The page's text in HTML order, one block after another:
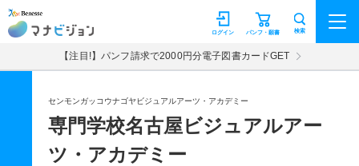
マナビジョン パンフ・願書
ログイン 検索
【注目!】パンフ請求で2000円分電子図書カードGET
センモンガッコウナゴヤビジュアルアーツ・アカデミー
専門学校名古屋ビジュアルアー
ツ・アカデミー